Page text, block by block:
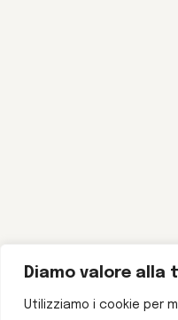
Diamo valore alla
Utilizziamo i cookie per